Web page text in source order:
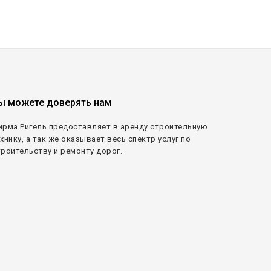
можете доверять нам
Ригель предоставляет в аренду строительную
а так же оказывает весь спектр услуг по
и ремонту дорог.